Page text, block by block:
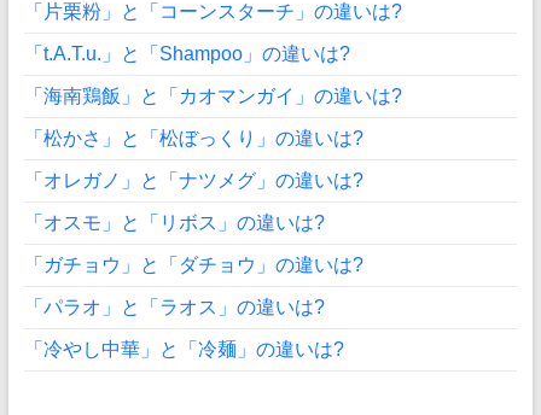
「片栗粉」と「コーンスターチ」の違いは?
「t.A.T.u.」と「Shampoo」の違いは?
「海南鶏飯」と「カオマンガイ」の違いは?
「松かさ」と「松ぼっくり」の違いは?
「オレガノ」と「ナツメグ」の違いは?
「オスモ」と「リボス」の違いは?
「ガチョウ」と「ダチョウ」の違いは?
「パラオ」と「ラオス」の違いは?
「冷やし中華」と「冷麺」の違いは?